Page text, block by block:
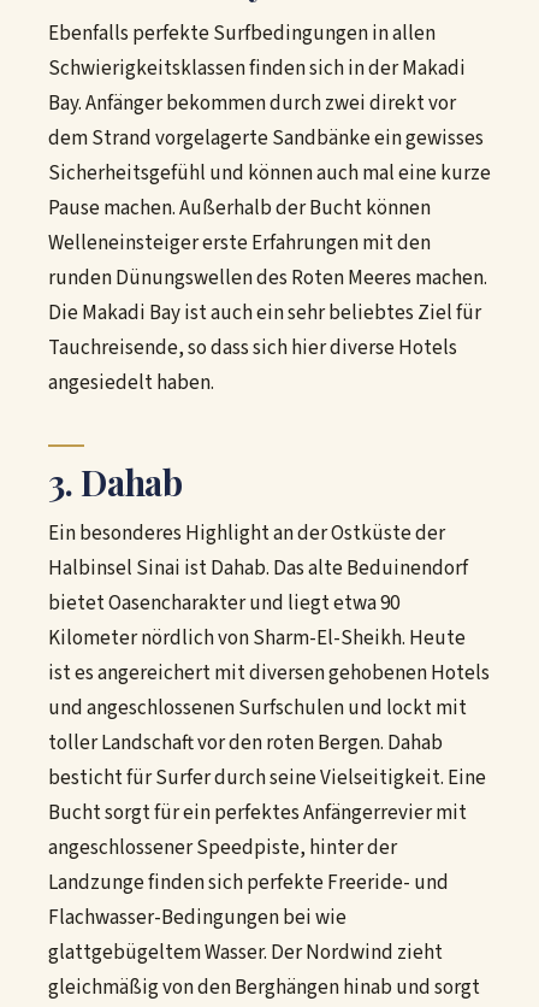
Ebenfalls perfekte Surfbedingungen in allen
Schwierigkeitsklassen finden sich in der Makadi
Bay. Anfänger bekommen durch zwei direkt vor
dem Strand vorgelagerte Sandbänke ein gewisses
Sicherheitsgefühl und können auch mal eine kurze
Pause machen. Außerhalb der Bucht können
Welleneinsteiger erste Erfahrungen mit den
runden Dünungswellen des Roten Meeres machen.
Die Makadi Bay ist auch ein sehr beliebtes Ziel für
Tauchreisende, so dass sich hier diverse Hotels
angesiedelt haben.
3. Dahab
Ein besonderes Highlight an der Ostküste der
Halbinsel Sinai ist Dahab. Das alte Beduinendorf
bietet Oasencharakter und liegt etwa 90
Kilometer nördlich von Sharm-El-Sheikh. Heute
ist es angereichert mit diversen gehobenen Hotels
und angeschlossenen Surfschulen und lockt mit
toller Landschaft vor den roten Bergen. Dahab
besticht für Surfer durch seine Vielseitigkeit. Eine
Bucht sorgt für ein perfektes Anfängerrevier mit
angeschlossener Speedpiste, hinter der
Landzunge finden sich perfekte Freeride- und
Flachwasser-Bedingungen bei wie
glattgebügeltem Wasser. Der Nordwind zieht
gleichmäßig von den Berghängen hinab und sorgt